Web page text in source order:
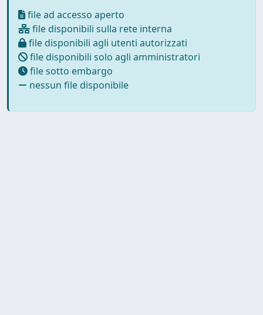
file ad accesso aperto
file disponibili sulla rete interna
file disponibili agli utenti autorizzati
file disponibili solo agli amministratori
file sotto embargo
nessun file disponibile